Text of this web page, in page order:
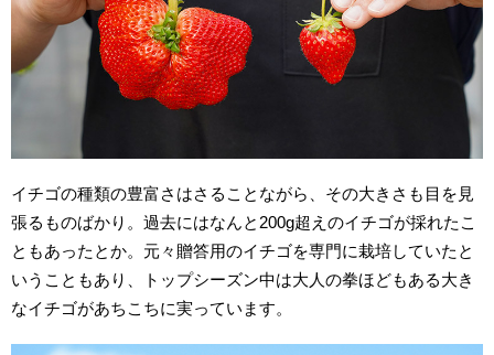
イチゴの種類の豊富さはさることながら、その大きさも目を見
張るものばかり。過去にはなんと200g超えのイチゴが採れたこ
ともあったとか。元々贈答用のイチゴを専門に栽培していたと
いうこともあり、トップシーズン中は大人の拳ほどもある大き
なイチゴがあちこちに実っています。